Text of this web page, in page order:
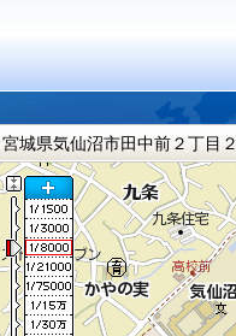
宮城県気仙沼市田中前２丁目２